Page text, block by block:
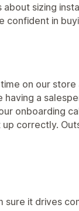
sizing
confident in
on our store
a
onboarding
correctly.
it drives